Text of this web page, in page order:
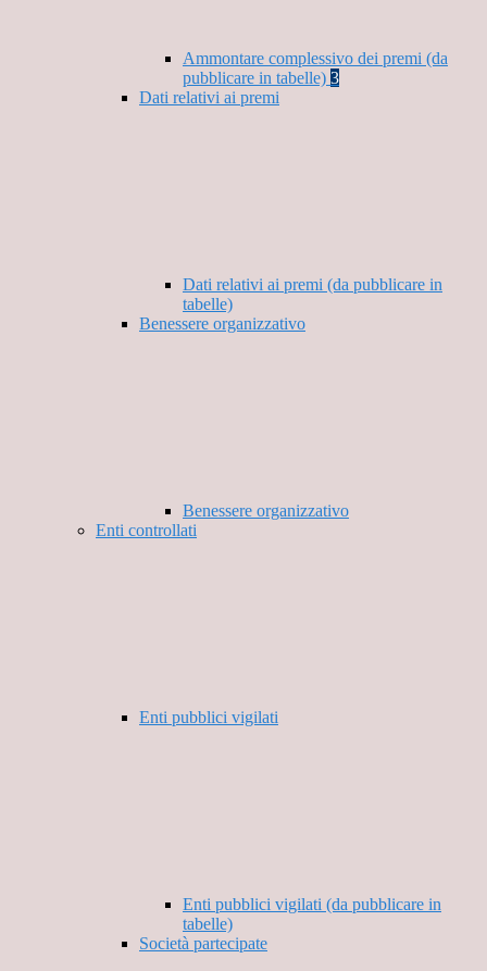
Ammontare complessivo dei premi (da
pubblicare in tabelle) 3
Dati relativi ai premi
Dati relativi ai premi (da pubblicare in
tabelle)
Benessere organizzativo
Benessere organizzativo
Enti controllati
Enti pubblici vigilati
Enti pubblici vigilati (da pubblicare in
tabelle)
Società partecipate